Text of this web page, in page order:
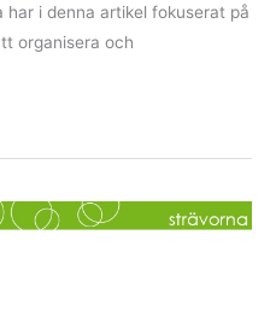
har i denna artikel fokuserat på
organisera och